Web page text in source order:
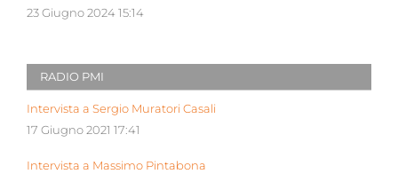
23 Giugno 2024 15:14
RADIO PMI
Intervista a Sergio Muratori Casali
17 Giugno 2021 17:41
Intervista a Massimo Pintabona